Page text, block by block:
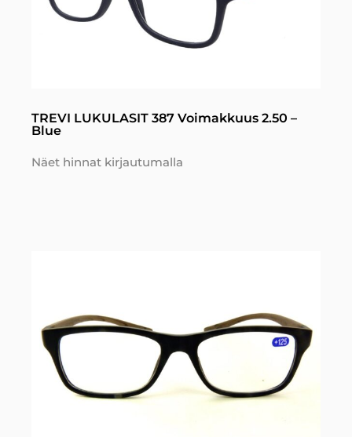
TREVI LUKULASIT 387 Voimakkuus 2.50 –
Blue
Näet hinnat kirjautumalla